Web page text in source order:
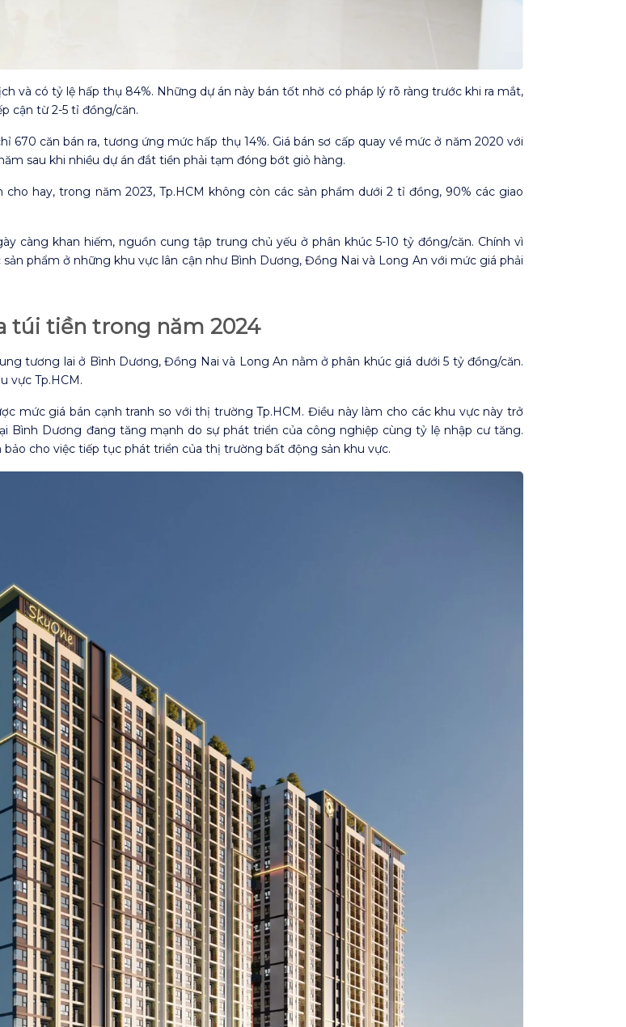
và có tỷ lệ hấp thụ 84%. Những dự án này bán tốt nhờ có pháp lý rõ ràng trước khi ra mắt,
cận từ 2-5 tỉ đồng/căn.
căn bán ra, tương ứng mức hấp thụ 14%. Giá bán sơ cấp quay về mức ở năm 2020 với
sau khi nhiều dự án đắt tiền phải tạm đóng bớt giỏ hàng.
cho hay, trong năm 2023, Tp.HCM không còn các sản phẩm dưới 2 tỉ đồng, 90% các giao
càng khan hiếm, nguồn cung tập trung chủ yếu ở phân khúc 5-10 tỷ đồng/căn. Chính vì
phẩm ở những khu vực lân cận như Bình Dương, Đồng Nai và Long An với mức giá phải
túi tiền trong năm 2024
tương lai ở Bình Dương, Đồng Nai và Long An nằm ở phân khúc giá dưới 5 tỷ đồng/căn.
vực Tp.HCM.
mức giá bán cạnh tranh so với thị trường Tp.HCM. Điều này làm cho các khu vực này trở
Bình Dương đang tăng mạnh do sự phát triển của công nghiệp cùng tỷ lệ nhập cư tăng.
cho việc tiếp tục phát triển của thị trường bất động sản khu vực.